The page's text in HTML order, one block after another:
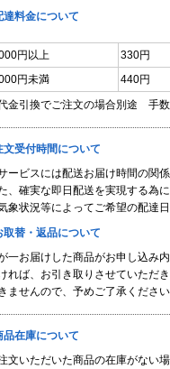
達料金について
円以上
330円
円未満
440円
金引換でご注文の場合別途 手数
文受付時間について
ービスには配送お届け時間の関
、確実な即日配送を実現する為
象状況等によってご希望の配達
取替・返品について
一お届けした商品がお申し込み
れば、お引き取りさせていただ
ませんので、予めご了承ください
品在庫について
文いただいた商品の在庫がない